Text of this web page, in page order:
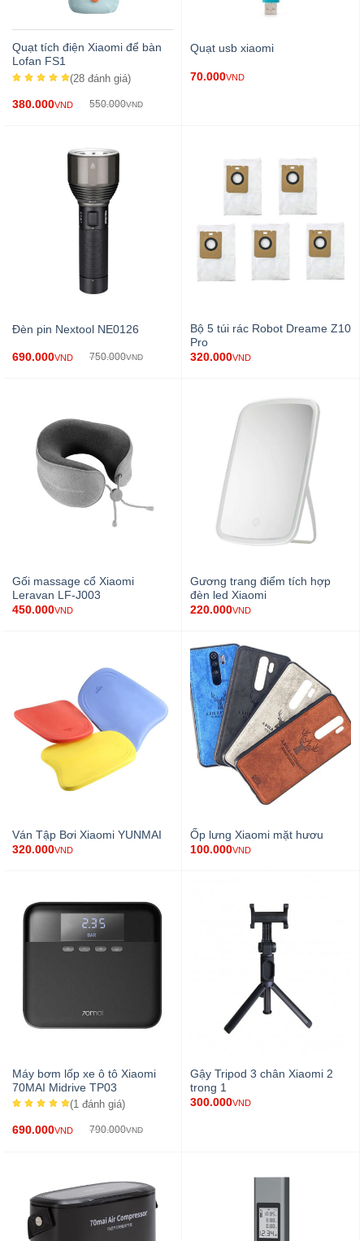
Quạt tích điện Xiaomi để bàn
Lofan FS1
(28 đánh giá)
380.000VND 550.000VND
Quạt usb xiaomi
70.000VND
Đèn pin Nextool NE0126
690.000VND 750.000VND
Bộ 5 túi rác Robot Dreame Z10
Pro
320.000VND
Gối massage cổ Xiaomi
Leravan LF-J003
450.000VND
Gương trang điểm tích hợp
đèn led Xiaomi
220.000VND
Ván Tập Bơi Xiaomi YUNMAI
320.000VND
Ốp lưng Xiaomi mặt hươu
100.000VND
Máy bơm lốp xe ô tô Xiaomi
70MAI Midrive TP03
(1 đánh giá)
690.000VND 790.000VND
Gậy Tripod 3 chân Xiaomi 2
trong 1
300.000VND